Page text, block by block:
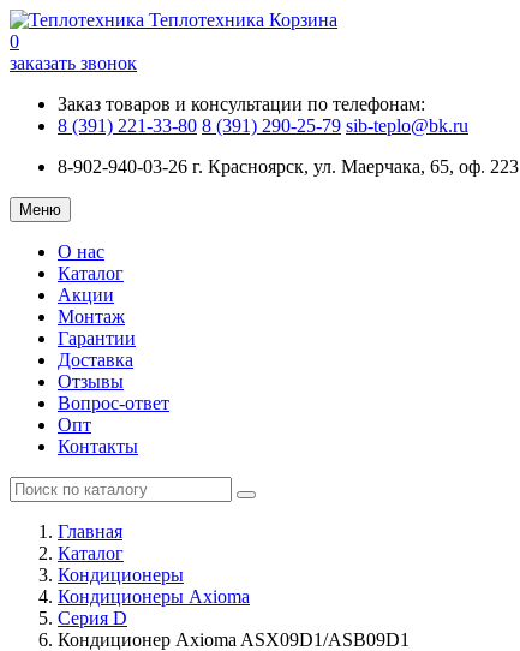
Теплотехника Корзина
0
заказать звонок
Заказ товаров и консультации по телефонам:
8 (391) 221-33-80 8 (391) 290-25-79 sib-teplo@bk.ru
8-902-940-03-26 г. Красноярск, ул. Маерчака, 65, оф. 223
Меню
О нас
Каталог
Акции
Монтаж
Гарантии
Доставка
Отзывы
Вопрос-ответ
Опт
Контакты
Главная
Каталог
Кондиционеры
Кондиционеры Axioma
Серия D
Кондиционер Axioma ASX09D1/ASB09D1